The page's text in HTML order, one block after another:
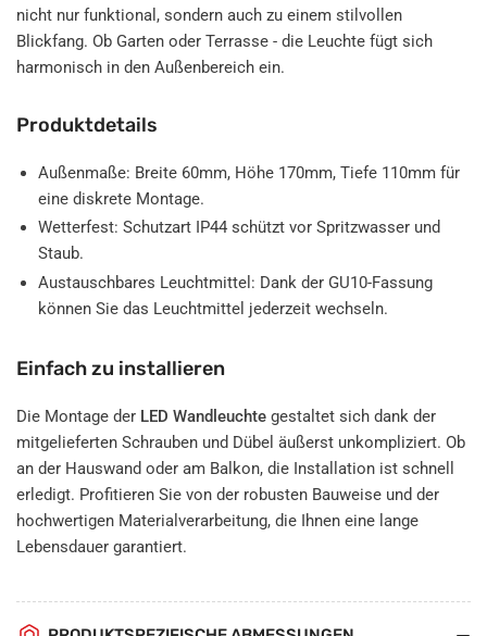
nicht nur funktional, sondern auch zu einem stilvollen
Blickfang. Ob Garten oder Terrasse - die Leuchte fügt sich
harmonisch in den Außenbereich ein.
Produktdetails
Außenmaße: Breite 60mm, Höhe 170mm, Tiefe 110mm für
eine diskrete Montage.
Wetterfest: Schutzart IP44 schützt vor Spritzwasser und
Staub.
Austauschbares Leuchtmittel: Dank der GU10-Fassung
können Sie das Leuchtmittel jederzeit wechseln.
Einfach zu installieren
Die Montage der LED Wandleuchte gestaltet sich dank der
mitgelieferten Schrauben und Dübel äußerst unkompliziert. Ob
an der Hauswand oder am Balkon, die Installation ist schnell
erledigt. Profitieren Sie von der robusten Bauweise und der
hochwertigen Materialverarbeitung, die Ihnen eine lange
Lebensdauer garantiert.